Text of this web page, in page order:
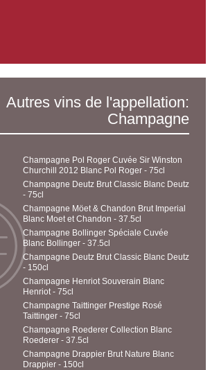
Autres vins de l'appellation:
Champagne
Champagne Pol Roger Cuvée Sir Winston
Churchill 2012 Blanc Pol Roger - 75cl
Champagne Deutz Brut Classic Blanc Deutz
- 75cl
Champagne Möet & Chandon Brut Imperial
Blanc Moet et Chandon - 37.5cl
Champagne Bollinger Spéciale Cuvée
Blanc Bollinger - 37.5cl
Champagne Deutz Brut Classic Blanc Deutz
- 150cl
Champagne Henriot Souverain Blanc
Henriot - 75cl
Champagne Taittinger Prestige Rosé
Taittinger - 75cl
Champagne Roederer Collection Blanc
Roederer - 37.5cl
Champagne Drappier Brut Nature Blanc
Drappier - 150cl